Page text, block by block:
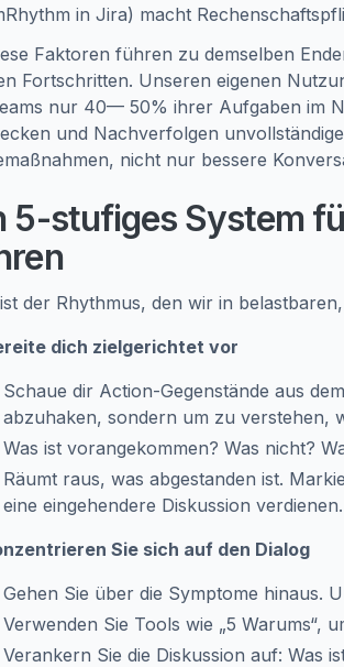
in Jira) macht
Faktoren führen zu demselben
Fortschritten. Unseren eigenen
nur 40— 50% ihrer Aufgaben im
und Nachverfolgen
nicht nur bessere
5-stufiges System
der Rhythmus, den wir in
dich zielgerichtet vor
Schaue dir Action-Gegenstände aus
abzuhaken, sondern um zu verstehen,
Was ist vorangekommen? Was nicht?
Räumt raus, was abgestanden ist.
eine eingehendere Diskussion verdienen.
Sie sich auf den Dialog
Gehen Sie über die Symptome hinaus.
Verwenden Sie Tools wie „5 Warums“,
Verankern Sie die Diskussion auf: Was